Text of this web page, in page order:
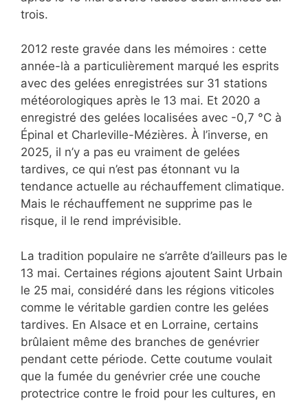
trois.
2012 reste gravée dans les mémoires : cette
année-là a particulièrement marqué les esprits
avec des gelées enregistrées sur 31 stations
météorologiques après le 13 mai. Et 2020 a
enregistré des gelées localisées avec -0,7 °C à
Épinal et Charleville-Mézières. À l’inverse, en
2025, il n’y a pas eu vraiment de gelées
tardives, ce qui n’est pas étonnant vu la
tendance actuelle au réchauffement climatique.
Mais le réchauffement ne supprime pas le
risque, il le rend imprévisible.
La tradition populaire ne s’arrête d’ailleurs pas le
13 mai. Certaines régions ajoutent Saint Urbain
le 25 mai, considéré dans les régions viticoles
comme le véritable gardien contre les gelées
tardives. En Alsace et en Lorraine, certains
brûlaient même des branches de genévrier
pendant cette période. Cette coutume voulait
que la fumée du genévrier crée une couche
protectrice contre le froid pour les cultures, en